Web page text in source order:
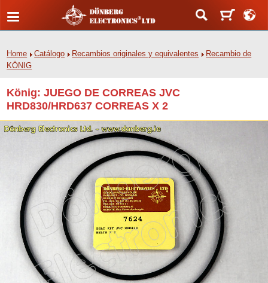
Home Catálogo Recambios originales y equivalentes
Recambio de
KÖNIG
König: JUEGO DE CORREAS JVC
HRD830/HRD637 CORREAS X 2